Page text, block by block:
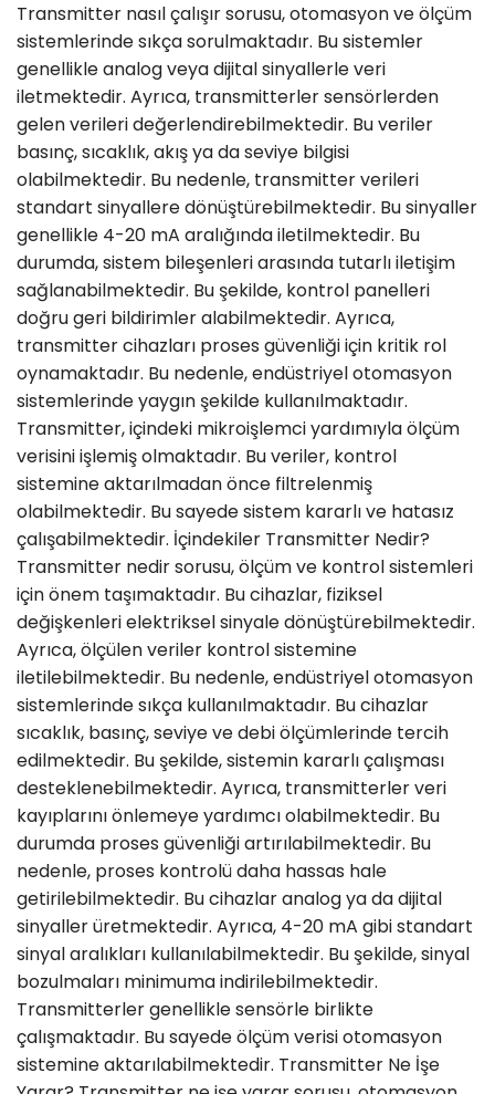
Transmitter nasıl çalışır sorusu, otomasyon ve ölçüm
sistemlerinde sıkça sorulmaktadır. Bu sistemler
genellikle analog veya dijital sinyallerle veri
iletmektedir. Ayrıca, transmitterler sensörlerden
gelen verileri değerlendirebilmektedir. Bu veriler
basınç, sıcaklık, akış ya da seviye bilgisi
olabilmektedir. Bu nedenle, transmitter verileri
standart sinyallere dönüştürebilmektedir. Bu sinyaller
genellikle 4-20 mA aralığında iletilmektedir. Bu
durumda, sistem bileşenleri arasında tutarlı iletişim
sağlanabilmektedir. Bu şekilde, kontrol panelleri
doğru geri bildirimler alabilmektedir. Ayrıca,
transmitter cihazları proses güvenliği için kritik rol
oynamaktadır. Bu nedenle, endüstriyel otomasyon
sistemlerinde yaygın şekilde kullanılmaktadır.
Transmitter, içindeki mikroişlemci yardımıyla ölçüm
verisini işlemiş olmaktadır. Bu veriler, kontrol
sistemine aktarılmadan önce filtrelenmiş
olabilmektedir. Bu sayede sistem kararlı ve hatasız
çalışabilmektedir. İçindekiler Transmitter Nedir?
Transmitter nedir sorusu, ölçüm ve kontrol sistemleri
için önem taşımaktadır. Bu cihazlar, fiziksel
değişkenleri elektriksel sinyale dönüştürebilmektedir.
Ayrıca, ölçülen veriler kontrol sistemine
iletilebilmektedir. Bu nedenle, endüstriyel otomasyon
sistemlerinde sıkça kullanılmaktadır. Bu cihazlar
sıcaklık, basınç, seviye ve debi ölçümlerinde tercih
edilmektedir. Bu şekilde, sistemin kararlı çalışması
desteklenebilmektedir. Ayrıca, transmitterler veri
kayıplarını önlemeye yardımcı olabilmektedir. Bu
durumda proses güvenliği artırılabilmektedir. Bu
nedenle, proses kontrolü daha hassas hale
getirilebilmektedir. Bu cihazlar analog ya da dijital
sinyaller üretmektedir. Ayrıca, 4-20 mA gibi standart
sinyal aralıkları kullanılabilmektedir. Bu şekilde, sinyal
bozulmaları minimuma indirilebilmektedir.
Transmitterler genellikle sensörle birlikte
çalışmaktadır. Bu sayede ölçüm verisi otomasyon
sistemine aktarılabilmektedir. Transmitter Ne İşe